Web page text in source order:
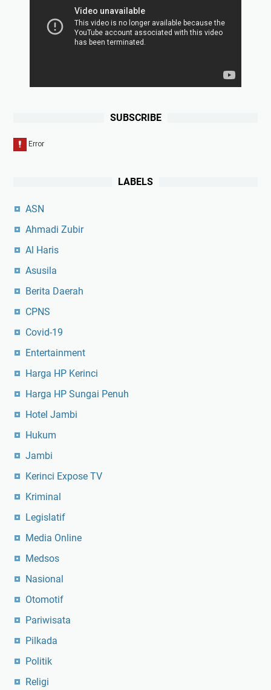
SUBSCRIBE
LABELS
ASN
Ahmadi Zubir
Al Haris
Asusila
Berita Daerah
CPNS
Covid-19
Entertainment
Harga HP Kerinci
Harga HP Sungai Penuh
Hotel Jambi
Hukum
Jambi
Kerinci Expose TV
Kriminal
Legislatif
Media Online
Medsos
Nasional
Otomotif
Pariwisata
Pilkada
Politik
Religi